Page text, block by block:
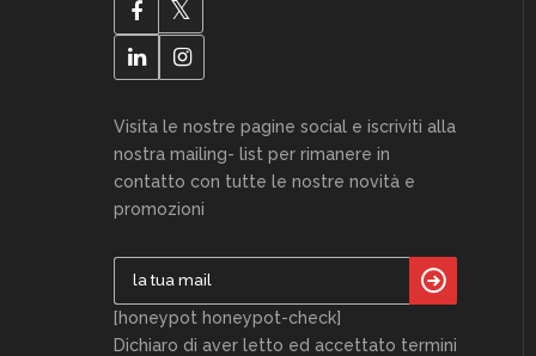
Visita le nostre pagine social e iscriviti alla
nostra mailing- list per rimanere in
contatto con tutte le nostre novità e
promozioni
[honeypot honeypot-check]
Dichiaro di aver letto ed accettato termini